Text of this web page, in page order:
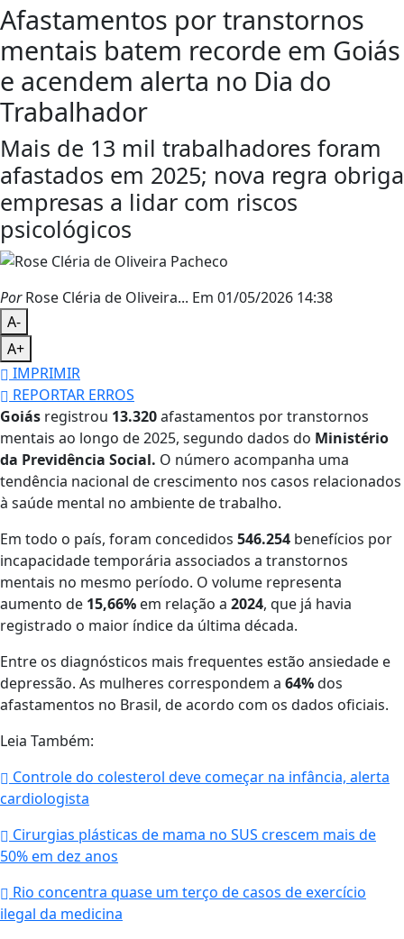
Afastamentos por transtornos
mentais batem recorde em Goiás
e acendem alerta no Dia do
Trabalhador
Mais de 13 mil trabalhadores foram
afastados em 2025; nova regra obriga
empresas a lidar com riscos
psicológicos
PorRose Cléria de Oliveira... Em 01/05/2026 14:38
A-
A+
IMPRIMIR
REPORTAR ERROS
Goiás registrou 13.320afastamentos por transtornos
mentais ao longo de 2025, segundo dados do Ministério
da Previdência Social. O número acompanha uma
tendência nacional de crescimento nos casos relacionados
à saúde mental no ambiente de trabalho.
Em todo o país, foram concedidos 546.254 benefícios por
incapacidade temporária associados a transtornos
mentais no mesmo período. O volume representa
aumento de 15,66% em relação a 2024, que já havia
registrado o maior índice da última década.
Entre os diagnósticos mais frequentes estão ansiedade e
depressão. As mulheres correspondem a 64%dos
afastamentos no Brasil, de acordo com os dados oficiais.
Leia Também:
Controle do colesterol deve começar na infância, alerta
cardiologista
Cirurgias plásticas de mama no SUS crescem mais de
50% em dez anos
Rio concentra quase um terço de casos de exercício
ilegal da medicina